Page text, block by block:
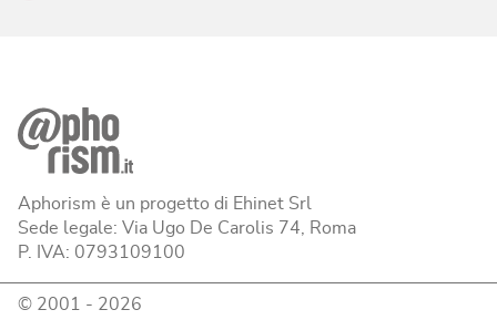
Aphorism è un progetto di Ehinet Srl
Sede legale: Via Ugo De Carolis 74, Roma
P. IVA: 0793109100
© 2001 - 2026